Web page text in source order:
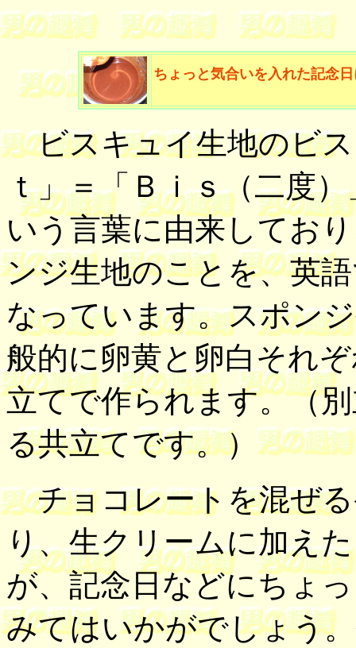
ちょっと気合いを入れた記念
ビスキュイ生地のビス
ｔ」＝「Ｂｉｓ（二度
いう言葉に由来してお
ンジ生地のことを、英
なっています。スポン
般的に卵黄と卵白それ
立てで作られます。（
る共立てです。）
チョコレートを混ぜる
り、生クリームに加え
が、記念日などにちょ
みてはいかがでしょう